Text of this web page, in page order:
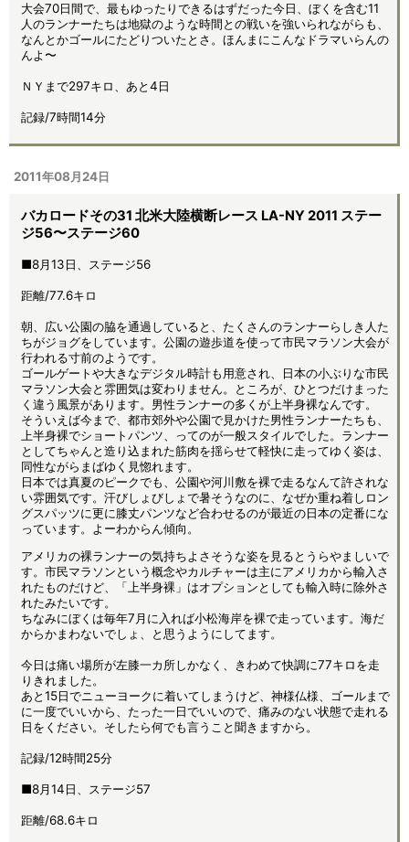
大会70日間で、最もゆったりできるはずだった今日、ぼくを含む11
人のランナーたちは地獄のような時間との戦いを強いられながらも、
なんとかゴールにたどりついたとさ。ほんまにこんなドラマいらんの
んよ〜
ＮＹまで297キロ、あと4日
記録/7時間14分
2011年08月24日
バカロードその31 北米大陸横断レース LA-NY 2011 ステー
ジ56〜ステージ60
■8月13日、ステージ56
距離/77.6キロ
朝、広い公園の脇を通過していると、たくさんのランナーらしき人た
ちがジョグをしています。公園の遊歩道を使って市民マラソン大会が
行われる寸前のようです。
ゴールゲートや大きなデジタル時計も用意され、日本の小ぶりな市民
マラソン大会と雰囲気は変わりません。ところが、ひとつだけまった
く違う風景があります。男性ランナーの多くが上半身裸なんです。
そういえば今まで、都市郊外や公園で見かけた男性ランナーたちも、
上半身裸でショートパンツ、ってのが一般スタイルでした。ランナー
としてちゃんと造り込まれた筋肉を揺らせて軽快に走ってゆく姿は、
同性ながらまばゆく見惚れます。
日本では真夏のピークでも、公園や河川敷を裸で走るなんて許されな
い雰囲気です。汗びしょびしょで暑そうなのに、なぜか重ね着しロン
グスパッツに更に膝丈パンツなど合わせるのが最近の日本の定番にな
っています。よーわからん傾向。
アメリカの裸ランナーの気持ちよさそうな姿を見るとうらやましいで
す。市民マラソンという概念やカルチャーは主にアメリカから輸入さ
れたものだけど、「上半身裸」はオプションとしても輸入時に除外さ
れたみたいです。
ちなみにぼくは毎年7月に入れば小松海岸を裸で走っています。海だ
からかまわないでしょ、と思うようにしてます。
今日は痛い場所が左膝一カ所しかなく、きわめて快調に77キロを走
りきれました。
あと15日でニューヨークに着いてしまうけど、神様仏様、ゴールまで
に一度でいいから、たった一日でいいので、痛みのない状態で走れる
日をください。そしたら何でも言うこと聞きますから。
記録/12時間25分
■8月14日、ステージ57
距離/68.6キロ